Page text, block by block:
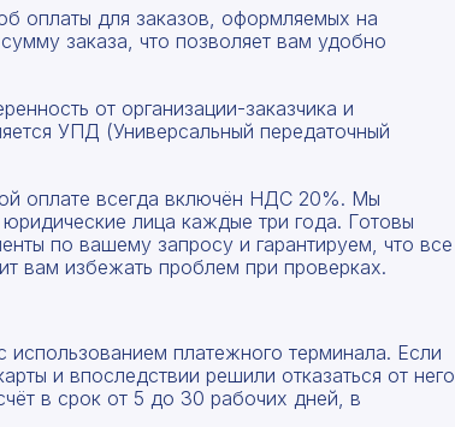
оплаты для заказов, оформляемых на
заказа, что позволяет вам удобно
от организации-заказчика и
УПД (Универсальный передаточный
оплате всегда включён НДС 20%. Мы
лица каждые три года. Готовы
по вашему запросу и гарантируем, что все
вам избежать проблем при проверках.
платежного терминала. Если
и впоследствии решили отказаться от него,
в срок от 5 до 30 рабочих дней, в